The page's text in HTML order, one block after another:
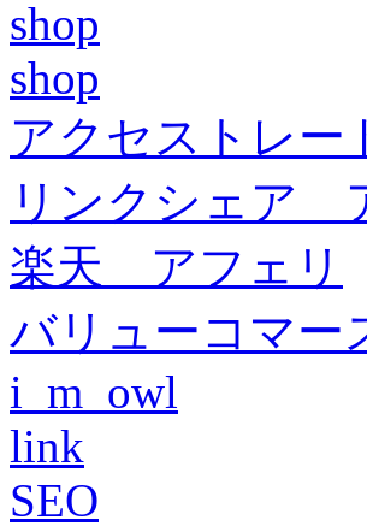
shop
shop
アクセストレ
リンクシェア
楽天 アフェリ
バリューコマ
i_m_owl
link
SEO